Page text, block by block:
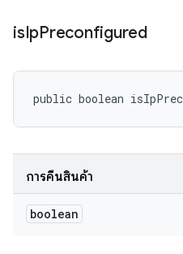
isIpPreconfigured
public boolean
การคืนสินค้า
boolean